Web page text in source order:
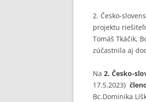
2. Česko-
projektu
Tomáš Tkáčik,
zúčastnila aj
Na 2. Česko-
17.5.2023)
Bc.Dominika